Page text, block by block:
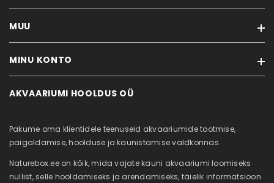
Tarneviis
Ostutingimused
Akvaariumi puhastus
Järelmaks
MUU
Kaubamärgid
Uued tooted
MINU KONTO
Minu konto
Tellitud tooted
Soovikorv
Vaata võrdlust
AKVAARIUMI HOOLDUS OÜ
Pakume oma klientidele teenuseid akvaariumide tootmise,
paigaldamise, hoolduse ja kaunistamise valdkonnas.
Naturebox.ee on kõik, mida vajate kauni akvaariumi loomiseks
nullist, selle hooldamiseks ja arendamiseks, täielik informatsioon